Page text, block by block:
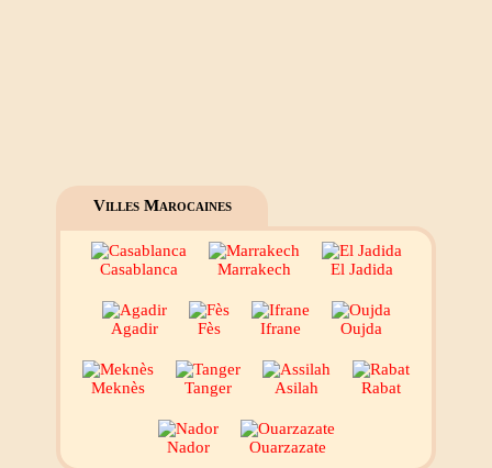
Villes Marocaines
Casablanca Marrakech El Jadida
Agadir Fès Ifrane Oujda
Meknès Tanger Asilah Rabat
Nador Ouarzazate